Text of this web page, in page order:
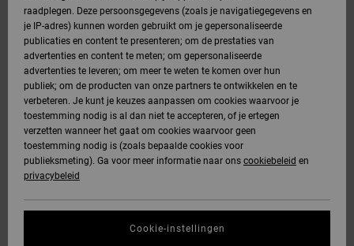
raadplegen. Deze persoonsgegevens (zoals je navigatiegegevens en
je IP-adres) kunnen worden gebruikt om je gepersonaliseerde
publicaties en content te presenteren; om de prestaties van
advertenties en content te meten; om gepersonaliseerde
advertenties te leveren; om meer te weten te komen over hun
publiek; om de producten van onze partners te ontwikkelen en te
verbeteren. Je kunt je keuzes aanpassen om cookies waarvoor je
toestemming nodig is al dan niet te accepteren, of je ertegen
verzetten wanneer het gaat om cookies waarvoor geen
toestemming nodig is (zoals bepaalde cookies voor
publieksmeting). Ga voor meer informatie naar ons cookiebeleid en
privacybeleid
Cookie-instellingen